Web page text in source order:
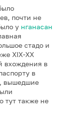
почти не
у нганасан
стадо и
XIX-XX
вхождения в
в
вышедшие
тут также не